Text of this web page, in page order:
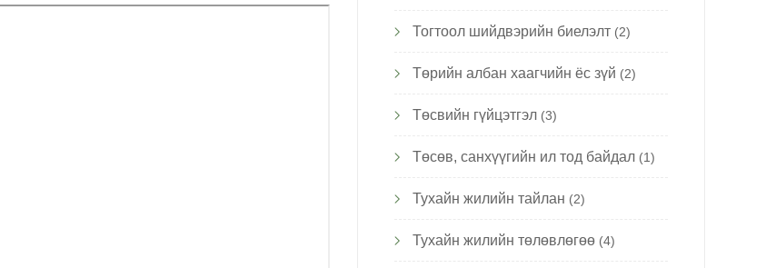
Тогтоол шийдвэрийн биелэлт(2)
Төрийн албан хаагчийн ёс зүй (2)
Төсвийн гүйцэтгэл(3)
Төсөв, санхүүгийн ил тод байдал(1)
Тухайн жилийн тайлан (2)
Тухайн жилийн төлөвлөгөө(4)